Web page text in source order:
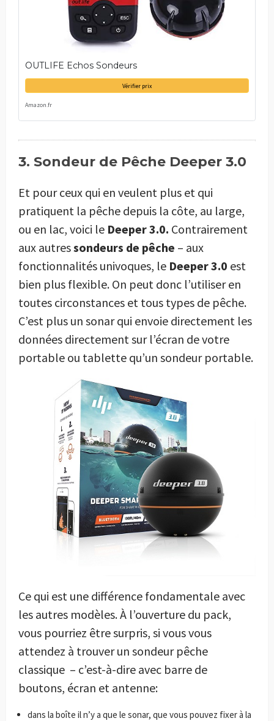
OUTLIFE Echos Sondeurs
Vérifier prix
Amazon.fr
3. Sondeur de Pêche Deeper 3.0
Et pour ceux qui en veulent plus et qui
pratiquent la pêche depuis la côte, au large,
ou en lac, voici le Deeper 3.0. Contrairement
aux autressondeurs de pêche – aux
fonctionnalités univoques, le Deeper 3.0 est
bien plus flexible. On peut donc l’utiliser en
toutes circonstances et tous types de pêche.
C’est plus un sonar qui envoie directement les
données directement sur l’écran de votre
portable ou tablette qu’un sondeur portable.
Ce qui est une différence fondamentale avec
les autres modèles. À l’ouverture du pack,
vous pourriez être surpris, si vous vous
attendez à trouver un sondeur pêche
classique – c’est-à-dire avec barre de
boutons, écran et antenne:
dans la boîte il n’y a que le sonar, que vous pouvez fixer à la